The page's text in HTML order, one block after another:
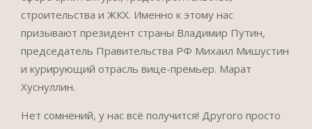
строительства и ЖКХ. Именно к этому нас
призывают президент страны Владимир Путин,
председатель Правительства РФ Михаил Мишустин
и курирующий отрасль вице-премьер. Марат
Хуснуллин.
Нет сомнений, у нас всё получится! Другого просто